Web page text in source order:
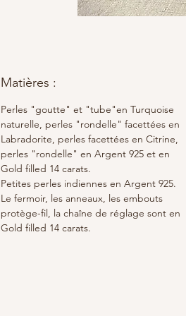
Matières :
Perles "goutte" et "tube"en Turquoise
naturelle, perles "rondelle" facettées en
Labradorite, perles facettées en Citrine,
perles "rondelle" en Argent 925 et en
Gold filled 14 carats.
Petites perles indiennes en Argent 925.
Le fermoir, les anneaux, les embouts
protège-fil, la chaîne de réglage sont en
Gold filled 14 carats.